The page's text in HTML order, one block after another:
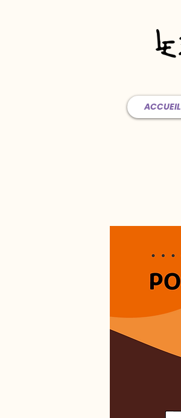
ACCUEIL